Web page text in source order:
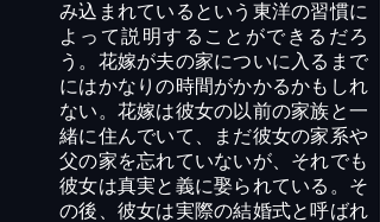
み込まれているという東洋の習慣に
よって説明することができるだろ
う。花嫁が夫の家についに入るまで
にはかなりの時間がかかるかもしれ
ない。花嫁は彼女の以前の家族と一
緒に住んでいて、まだ彼女の家系や
父の家を忘れていないが、それでも
彼女は真実と義に娶られている。そ
の後、彼女は実際の結婚式と呼ばれ